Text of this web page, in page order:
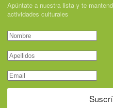
Apúntate a nuestra lista y te
actividades culturales